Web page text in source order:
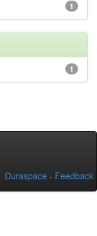
1
1
Duraspace - Feedback